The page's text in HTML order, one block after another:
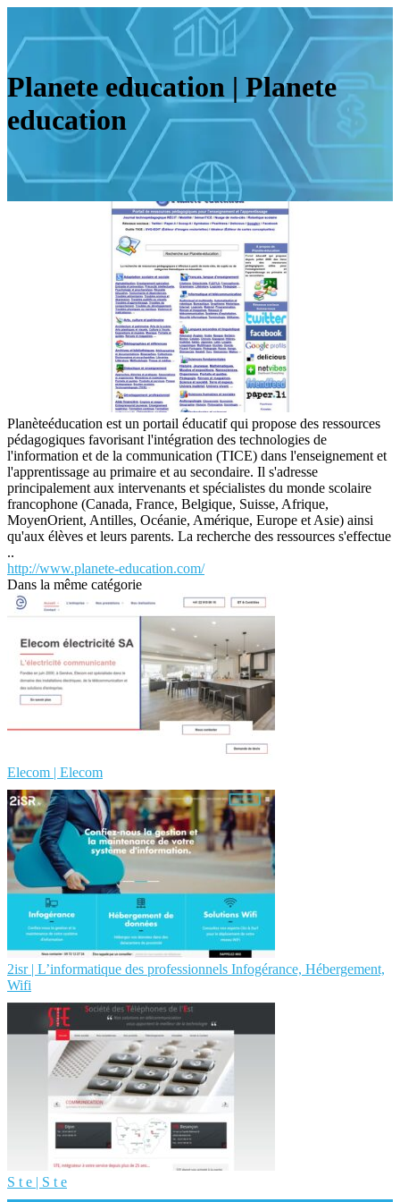
Planete education | Planete
education
Planèteéducation est un portail éducatif qui propose des ressources
pédagogiques favorisant l'intégration des technologies de
l'information et de la communication (TICE) dans l'enseignement et
l'apprentissage au primaire et au secondaire. Il s'adresse
principalement aux intervenants et spécialistes du monde scolaire
francophone (Canada, France, Belgique, Suisse, Afrique,
MoyenOrient, Antilles, Océanie, Amérique, Europe et Asie) ainsi
qu'aux élèves et leurs parents. La recherche des ressources s'effectue
..
http://www.planete-education.com/
Dans la même catégorie
Elecom | Elecom
2isr | L’infor­mati­que des profes­sion­nels Infogérance, Hébergement,
Wifi
S t e | S t e